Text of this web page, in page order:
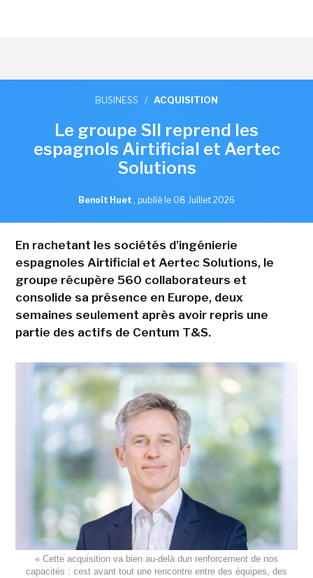
BUSINESS / ACQUISITION
Le groupe SII reprend les
espagnols Airtificial et Aertec
Solutions
Benoît Huet , publié le 08 Juillet 2026
En rachetant les sociétés d'ingénierie
espagnoles Airtificial et Aertec Solutions, le
groupe récupère 560 collaborateurs et
consolide sa présence en Europe, deux
semaines seulement après avoir repris une
partie des actifs de Centum T&S.
« Cette acquisition va bien au-delà dun renforcement de nos
capacités : cest avant tout une rencontre entre des équipes, des